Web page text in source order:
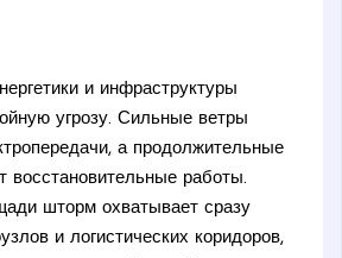
и инфраструктуры
угрозу. Сильные ветры
а продолжительные
восстановительные работы.
шторм охватывает сразу
и логистических коридоров,